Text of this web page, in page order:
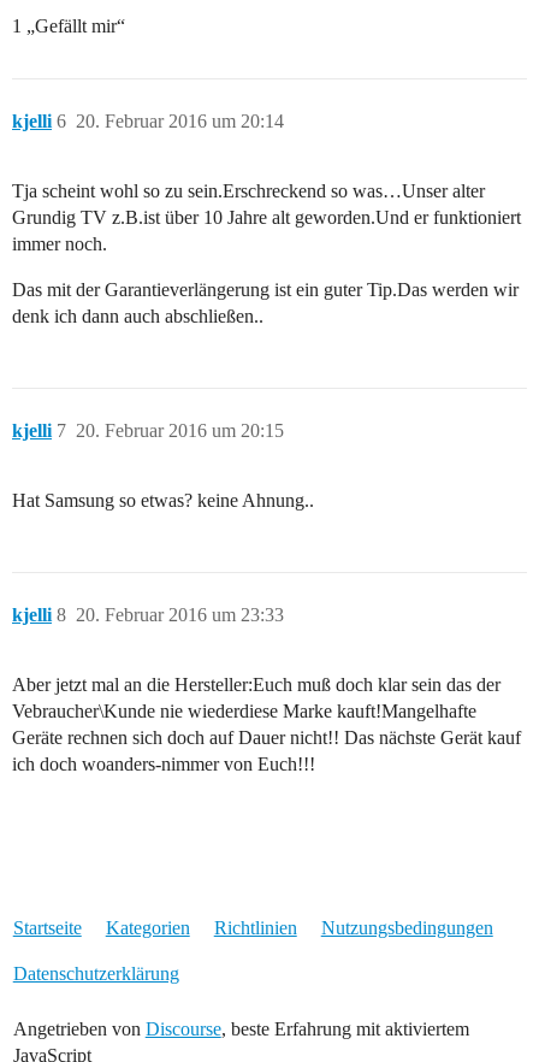
1 „Gefällt mir“
kjelli 20. Februar 2016 um 20:14
6
Tja scheint wohl so zu sein.Erschreckend so was…Unser alter
Grundig TV z.B.ist über 10 Jahre alt geworden.Und er funktioniert
immer noch.
Das mit der Garantieverlängerung ist ein guter Tip.Das werden wir
denk ich dann auch abschließen..
kjelli 20. Februar 2016 um 20:15
7
Hat Samsung so etwas? keine Ahnung..
kjelli 20. Februar 2016 um 23:33
8
Aber jetzt mal an die Hersteller:Euch muß doch klar sein das der
Vebraucher\Kunde nie wiederdiese Marke kauft!Mangelhafte
Geräte rechnen sich doch auf Dauer nicht!! Das nächste Gerät kauf
ich doch woanders-nimmer von Euch!!!
Startseite Kategorien Richtlinien Nutzungsbedingungen
Datenschutzerklärung
Angetrieben von Discourse, beste Erfahrung mit aktiviertem
JavaScript